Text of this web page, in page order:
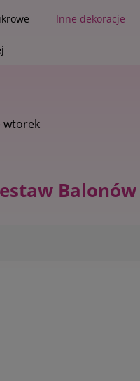
Inne dekoracje
wtorek